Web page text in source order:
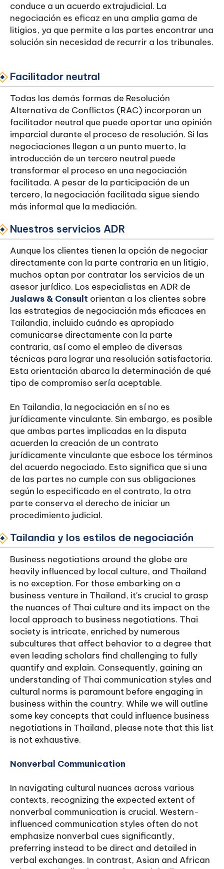
conduce a un acuerdo extrajudicial. La
negociación es eficaz en una amplia gama de
litigios, ya que permite a las partes encontrar una
solución sin necesidad de recurrir a los tribunales.
Facilitador neutral
Todas las demás formas de Resolución
Alternativa de Conflictos (RAC) incorporan un
facilitador neutral que puede aportar una opinión
imparcial durante el proceso de resolución. Si las
negociaciones llegan a un punto muerto, la
introducción de un tercero neutral puede
transformar el proceso en una negociación
facilitada. A pesar de la participación de un
tercero, la negociación facilitada sigue siendo
más informal que la mediación.
Nuestros servicios ADR
Aunque los clientes tienen la opción de negociar
directamente con la parte contraria en un litigio,
muchos optan por contratar los servicios de un
asesor jurídico. Los especialistas en ADR de
Juslaws & Consult orientan a los clientes sobre
las estrategias de negociación más eficaces en
Tailandia, incluido cuándo es apropiado
comunicarse directamente con la parte
contraria, así como el empleo de diversas
técnicas para lograr una resolución satisfactoria.
Esta orientación abarca la determinación de qué
tipo de compromiso sería aceptable.
En Tailandia, la negociación en sí no es
jurídicamente vinculante. Sin embargo, es posible
que ambas partes implicadas en la disputa
acuerden la creación de un contrato
jurídicamente vinculante que esboce los términos
del acuerdo negociado. Esto significa que si una
de las partes no cumple con sus obligaciones
según lo especificado en el contrato, la otra
parte conserva el derecho de iniciar un
procedimiento judicial.
Tailandia y los estilos de negociación
Business negotiations around the globe are
heavily influenced by local culture, and Thailand
is no exception. For those embarking on a
business venture in Thailand, it's crucial to grasp
the nuances of Thai culture and its impact on the
local approach to business negotiations. Thai
society is intricate, enriched by numerous
subcultures that affect behavior to a degree that
even leading scholars find challenging to fully
quantify and explain. Consequently, gaining an
understanding of Thai communication styles and
cultural norms is paramount before engaging in
business within the country. While we will outline
some key concepts that could influence business
negotiations in Thailand, please note that this list
is not exhaustive.
Nonverbal Communication
In navigating cultural nuances across various
contexts, recognizing the expected extent of
nonverbal communication is crucial. Western-
influenced communication styles often do not
emphasize nonverbal cues significantly,
preferring instead to be direct and detailed in
verbal exchanges. In contrast, Asian and African